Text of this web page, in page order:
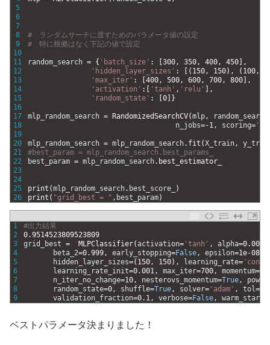
5
6
7
8
9
10
11
12
13
14
15
16
17
18
19
20
21
22
23
24
25
26
#　ランダムサーチに渡すためのパラメータ値の設定
#　特に根拠はなく下記の値で設定
random_search = { 'batch_size' : 300, 350, 400, 450
,
'hidden_layer_sizes' : ( 150, 150) , ( 100,
'max_iter' : 400, 500, 600, 700, 800
,
'activation' : 'tanh' , 'relu'
,
'random_state' : 0 }
mlp_random_search = RandomizedSearchCV(mlp, random_search
n_jobs=-1, scoring=
mlp_random_search = mlp_random_search. fit (X_train,
#best_param = mlp_random_search.best_params_
best_param = mlp_random_search. best_estimator_
print (mlp_random_search. best_score_
)
print ( "grid_best = " , best_param)
1
2
3
4
5
6
7
8
9
#出力結果
0.9514523809523809
grid_best = MLPClassifier(activation= 'tanh' , alpha=0.0001
beta_2=0.999, early_stopping=False, epsilon=1e-08
hidden_layer_sizes=( 150, 150) , learning_rate=
learning_rate_init=0.001, max_iter=700, momentum=
n_iter_no_change=10, nesterovs_momentum=True,
random_state=0, shuffle=True, solver= 'adam' , tol=
validation_fraction=0.1, verbose=False, warm_start
ベストパラメータ決まりました！